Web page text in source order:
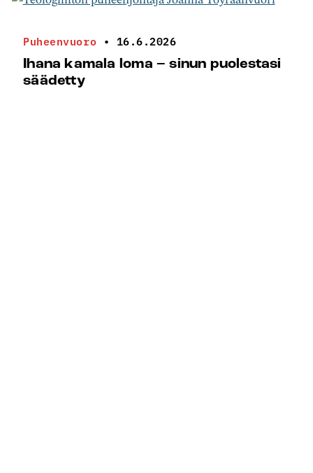
Puheenvuoro • 16.6.2026
Ihana kamala loma – sinun puolestasi
säädetty